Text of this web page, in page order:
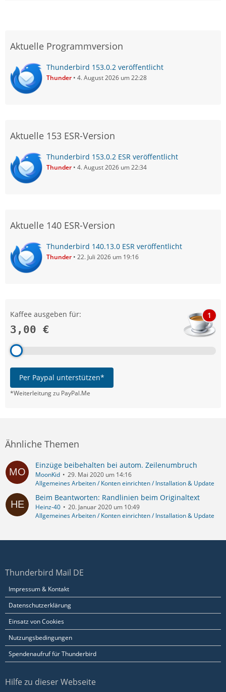
Aktuelle Programmversion
Thunderbird 153.0.2 veröffentlicht
Thunder 4. August 2026 um 22:28
Aktuelle 153 ESR-Version
Thunderbird 153.0.2 ESR veröffentlicht
Thunder 4. August 2026 um 22:34
Aktuelle 140 ESR-Version
Thunderbird 140.13.0 ESR veröffentlicht
Thunder 22. Juli 2026 um 19:16
Kaffee ausgeben für:
3,00 €
1
Per Paypal unterstützen*
*Weiterleitung zu PayPal.Me
Ähnliche Themen
Einzüge beibehalten bei autom. Zeilenumbruch
MoonKid
29. Mai 2020 um 14:16
Allgemeines Arbeiten / Konten einrichten / Installation & Update
Beim Beantworten: Randlinien beim Originaltext
Heinz-40
20. Januar 2020 um 10:49
Allgemeines Arbeiten / Konten einrichten / Installation & Update
Thunderbird Mail DE
Impressum & Kontakt
Datenschutzerklärung
Einsatz von Cookies
Nutzungsbedingungen
Spendenaufruf für Thunderbird
Hilfe zu dieser Webseite